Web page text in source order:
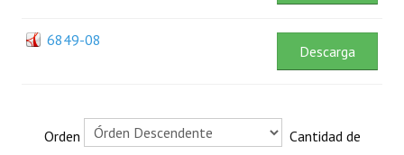
6849-08
Descarga
Orden Cantidad de